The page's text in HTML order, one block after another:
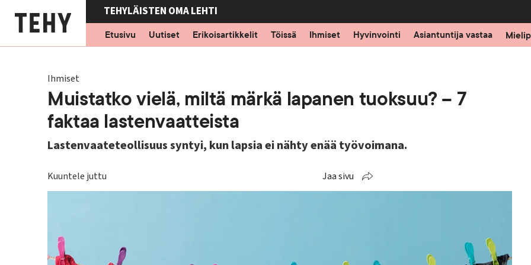
pääsisältöön
TEHYLÄISTEN OMA LEHTI
Etusivu
Uutiset Erikoisartikkelit Töissä Ihmiset Hyvinvointi Asiantuntija vastaa
Ihmiset
Muistatko vielä, miltä märkä lapanen tuoksuu? – 7
faktaa lastenvaatteista
Lastenvaateteollisuus syntyi, kun lapsia ei nähty enää työvoimana.
Kuuntele juttu Jaa sivu